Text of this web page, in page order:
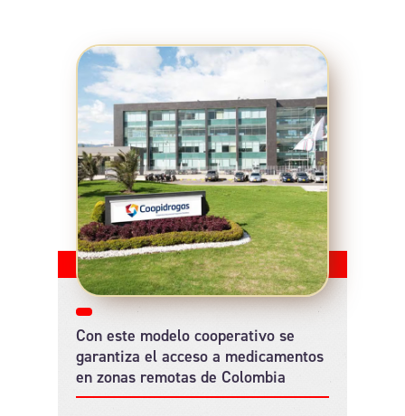
Con este modelo cooperativo se
garantiza el acceso a medicamentos
en zonas remotas de Colombia